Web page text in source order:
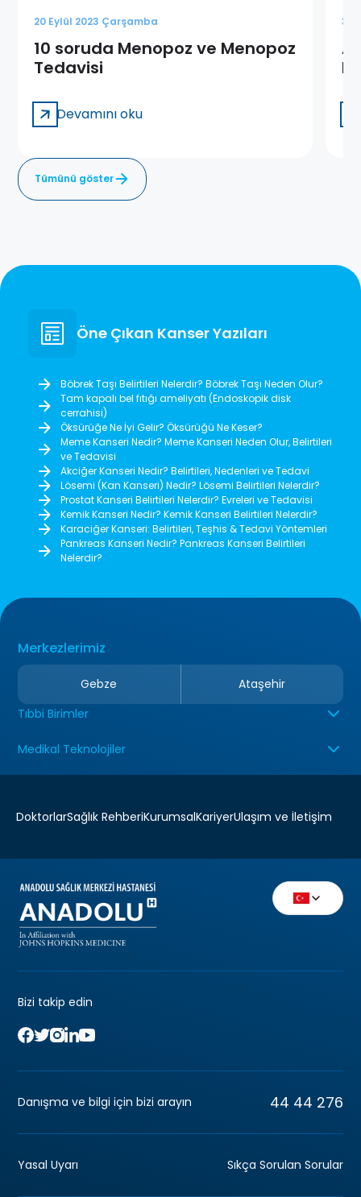
20 Eylül 2023 Çarşamba
10 soruda Menopoz ve Menopoz
Tedavisi
Devamını oku
3
Tümünü göster
Öne Çıkan Kanser Yazıları
Böbrek Taşı Belirtileri Nelerdir? Böbrek Taşı Neden Olur?
Tam kapalı bel fıtığı ameliyatı (Endoskopik disk
cerrahisi)
Öksürüğe Ne İyi Gelir? Öksürüğü Ne Keser?
Meme Kanseri Nedir? Meme Kanseri Neden Olur, Belirtileri
ve Tedavisi
Akciğer Kanseri Nedir? Belirtileri, Nedenleri ve Tedavi
Lösemi (Kan Kanseri) Nedir? Lösemi Belirtileri Nelerdir?
Prostat Kanseri Belirtileri Nelerdir? Evreleri ve Tedavisi
Kemik Kanseri Nedir? Kemik Kanseri Belirtileri Nelerdir?
Karaciğer Kanseri: Belirtileri, Teşhis & Tedavi Yöntemleri
Pankreas Kanseri Nedir? Pankreas Kanseri Belirtileri
Nelerdir?
Merkezlerimiz
Gebze
Ataşehir
Tıbbi Birimler
Medikal Teknolojiler
DoktorlarSağlık RehberiKurumsalKariyerUlaşım ve İletişim
Bizi takip edin
Danışma ve bilgi için bizi arayın 44 44 276
Yasal Uyarı Sıkça Sorulan Sorular